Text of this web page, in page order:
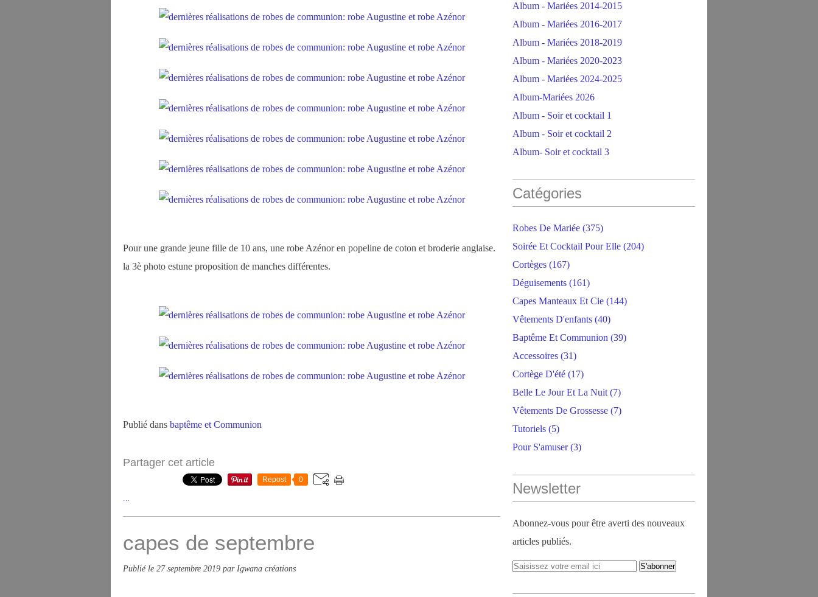
Pour une grande jeune fille de 10 ans, une robe Azénor en popeline de coton et broderie anglaise.
la 3è photo estune proposition de manches différentes.
Publié dans baptême et Communion
Partager cet article
Repost 0
capes de septembre
Publié le 27 septembre 2019 par Igwana créations
Album - Mariées 2014-2015
Album - Mariées 2016-2017
Album - Mariées 2018-2019
Album - Mariées 2020-2023
Album - Mariées 2024-2025
Album-Mariées 2026
Album - Soir et cocktail 1
Album - Soir et cocktail 2
Album- Soir et cocktail 3
Catégories
Robes De Mariée (375)
Soirée Et Cocktail Pour Elle (204)
Cortèges (167)
Déguisements (161)
Capes Manteaux Et Cie (144)
Vêtements D'enfants (40)
Baptême Et Communion (39)
Accessoires (31)
Cortège D'été (17)
Belle Le Jour Et La Nuit (7)
Vêtements De Grossesse (7)
Tutoriels (5)
Pour S'amuser(3)
Newsletter
Abonnez-vous pour être averti des nouveaux
articles publiés.